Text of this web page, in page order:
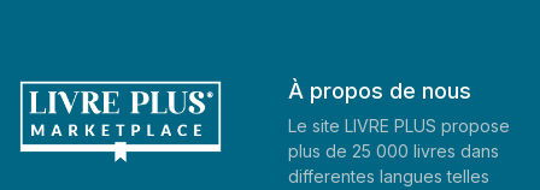
À propos de nous
Le site LIVRE PLUS propose
plus de 25 000 livres dans
differentes langues telles